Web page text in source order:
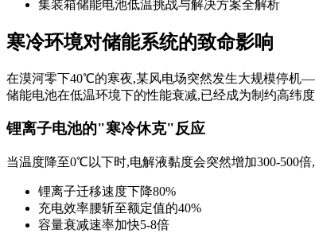
集装箱储能电池低温挑战与解决方案全解析
寒冷环境对储能系统的致命影响
在漠河零下40℃的寒夜,某风电场突然发生大规模停机
储能电池在低温环境下的性能衰减,已经成为制约高纬
锂离子电池的"寒冷休克"反应
当温度降至0℃以下时,电解液黏度会突然增加300-500
锂离子迁移速度下降80%
充电效率腰斩至额定值的40%
容量衰减速率加快5-8倍